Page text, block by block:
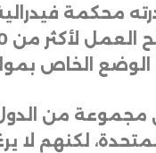
محكمة
الوضع الخاص
مجموعة من
لكنهم